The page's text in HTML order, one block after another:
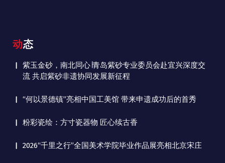
动态
紫玉金砂，南北同心∣青岛紫砂专业委员会赴宜兴深度交
流 共启紫砂非遗协同发展新征程
“何以景德镇”亮相中国工美馆 带来申遗成功后的首秀
粉彩瓷绘：方寸瓷器物 匠心续古香
2026“千里之行”全国美术学院毕业作品展亮相北京宋庄